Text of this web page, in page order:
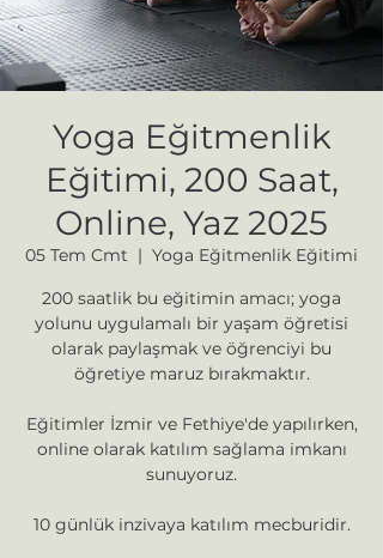
Yoga Eğitmenlik
Eğitimi, 200 Saat,
Online, Yaz 2025
05 Tem Cmt
  |
Yoga Eğitmenlik Eğitimi
200 saatlik bu eğitimin amacı; yoga
yolunu uygulamalı bir yaşam öğretisi
olarak paylaşmak ve öğrenciyi bu
öğretiye maruz bırakmaktır.
Eğitimler İzmir ve Fethiye'de yapılırken,
online olarak katılım sağlama imkanı
sunuyoruz.
10 günlük inzivaya katılım mecburidir.